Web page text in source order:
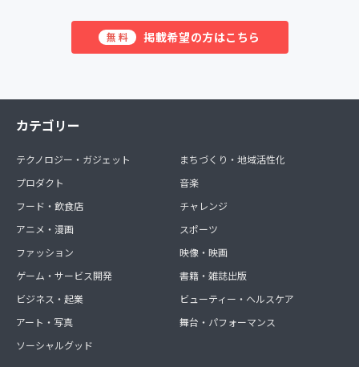
無料 掲載希望の方はこちら
カテゴリー
テクノロジー・ガジェット
プロダクト
フード・飲食店
アニメ・漫画
ファッション
ゲーム・サービス開発
ビジネス・起業
アート・写真
ソーシャルグッド
まちづくり・地域活性化
音楽
チャレンジ
スポーツ
映像・映画
書籍・雑誌出版
ビューティー・ヘルスケア
舞台・パフォーマンス